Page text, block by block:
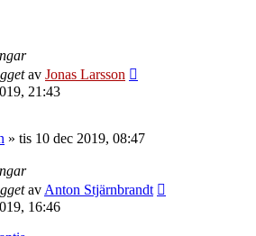
av Jonas Larsson
21:43
» tis 10 dec 2019, 08:47
av Anton Stjärnbrandt
16:46